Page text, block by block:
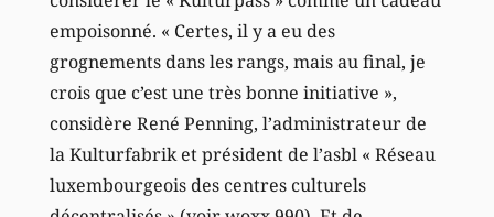
empoisonné. « Certes, il y a eu des
grognements dans les rangs, mais au final, je
crois que c’est une très bonne initiative »,
considère René Penning, l’administrateur de
la Kulturfabrik et président de l’asbl « Réseau
luxembourgeois des centres culturels